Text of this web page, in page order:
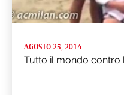
AGOSTO 25, 2014
Tutto il mondo contro